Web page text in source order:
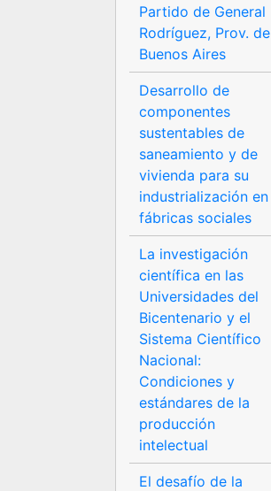
Partido de General
Rodríguez, Prov. de
Buenos Aires
Desarrollo de
componentes
sustentables de
saneamiento y de
vivienda para su
industrialización en
fábricas sociales
La investigación
científica en las
Universidades del
Bicentenario y el
Sistema Científico
Nacional:
Condiciones y
estándares de la
producción
intelectual
El desafío de la